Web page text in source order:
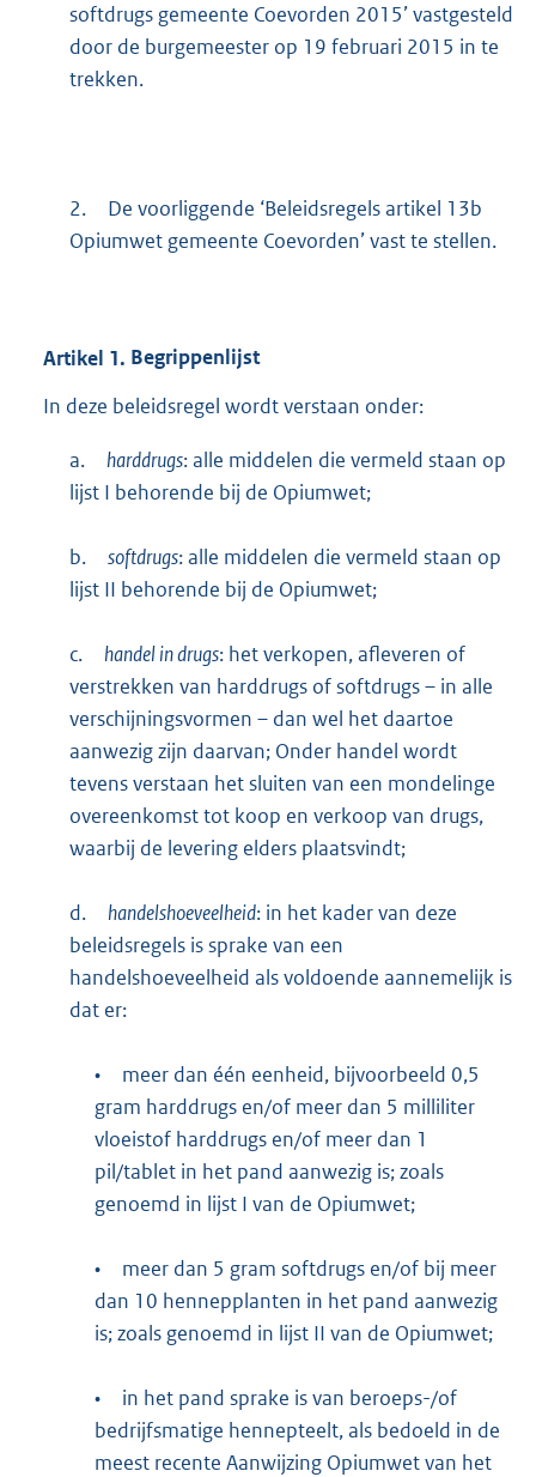
softdrugs gemeente Coevorden 2015’ vastgesteld
door de burgemeester op 19 februari 2015 in te
trekken.
2.
De voorliggende ‘Beleidsregels artikel 13b
Opiumwet gemeente Coevorden’ vast te stellen.
Artikel 1. Begrippenlijst
In deze beleidsregel wordt verstaan onder:
a. harddrugs: alle middelen die vermeld staan op
lijst I behorende bij de Opiumwet;
b. softdrugs: alle middelen die vermeld staan op
lijst II behorende bij de Opiumwet;
c. handel in drugs: het verkopen, afleveren of
verstrekken van harddrugs of softdrugs – in alle
verschijningsvormen – dan wel het daartoe
aanwezig zijn daarvan; Onder handel wordt
tevens verstaan het sluiten van een mondelinge
overeenkomst tot koop en verkoop van drugs,
waarbij de levering elders plaatsvindt;
d. handelshoeveelheid: in het kader van deze
beleidsregels is sprake van een
handelshoeveelheid als voldoende aannemelijk is
dat er:
•
meer dan één eenheid, bijvoorbeeld 0,5
gram harddrugs en/of meer dan 5 milliliter
vloeistof harddrugs en/of meer dan 1
pil/tablet in het pand aanwezig is; zoals
genoemd in lijst I van de Opiumwet;
•
meer dan 5 gram softdrugs en/of bij meer
dan 10 hennepplanten in het pand aanwezig
is; zoals genoemd in lijst II van de Opiumwet;
•
in het pand sprake is van beroeps-/of
bedrijfsmatige hennepteelt, als bedoeld in de
meest recente Aanwijzing Opiumwet van het